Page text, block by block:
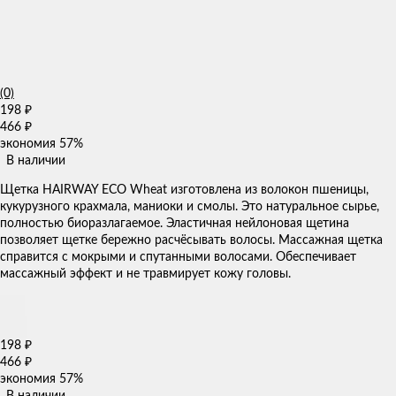
(0)
198 ₽
466 ₽
экономия 57%
В наличии
Щетка HAIRWAY ECO Wheat изготовлена из волокон пшеницы,
кукурузного крахмала, маниоки и смолы. Это натуральное сырье,
полностью биоразлагаемое. Эластичная нейлоновая щетина
позволяет щетке бережно расчёсывать волосы. Массажная щетка
справится с мокрыми и спутанными волосами. Обеспечивает
массажный эффект и не травмирует кожу головы.
198 ₽
466 ₽
экономия 57%